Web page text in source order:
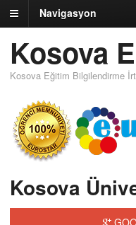
Navigasyon
Kosova
Kosova Eğitim Bilgilendirme
Kosova